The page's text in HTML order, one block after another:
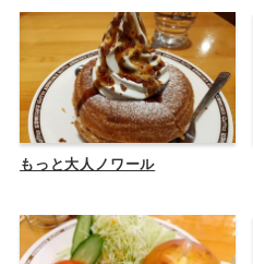
もっと大人ノワール